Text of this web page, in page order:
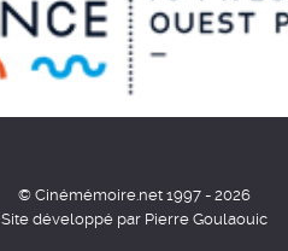
© Cinémémoire.net 1997 - 2026
Site développé par Pierre Goulaouic